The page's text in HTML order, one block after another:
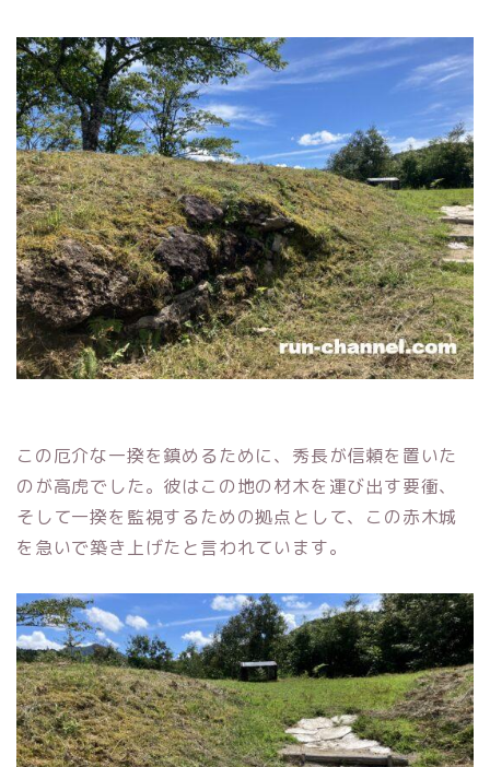
この厄介な一揆を鎮めるために、秀長が信頼を置いた
のが高虎でした。彼はこの地の材木を運び出す要衝、
そして一揆を監視するための拠点として、この赤木城
を急いで築き上げたと言われています。